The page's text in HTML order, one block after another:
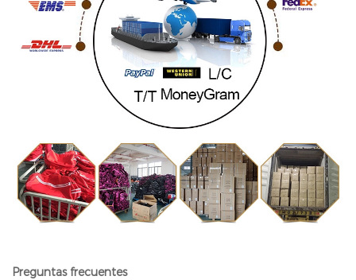
Preguntas frecuentes